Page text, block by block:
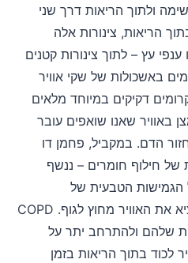
ולתוך הריאות דרך שני
הריאות, צינורות אלה
עץ – לתוך צינורות קטנים
באשכולות של שקי אוויר
דקיקים במיוחד מלאים
באוויר שאנו שואפים עובר
הדם. במקביל, פחמן דו
של חילוף חומרים – ננשף
הגמישות הטבעית של
הסימפונות והנאדיות כדי להוציא את האוויר מחוץ לגוף. COPD
שלהם ולהתרחב יתר על
לכוד בתוך הריאות בזמן